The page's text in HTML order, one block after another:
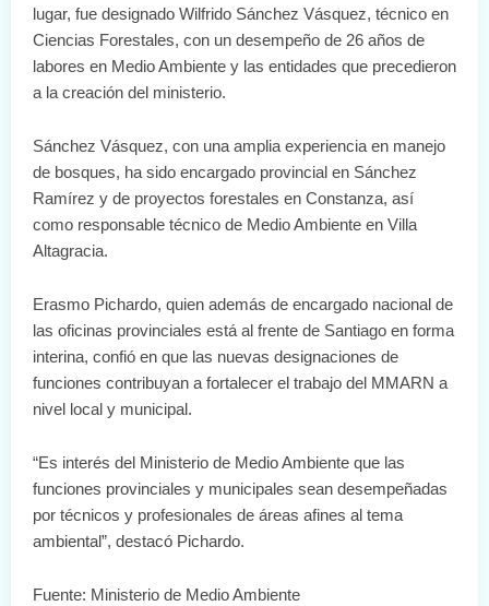
lugar, fue designado Wilfrido Sánchez Vásquez, técnico en
Ciencias Forestales, con un desempeño de 26 años de
labores en Medio Ambiente y las entidades que precedieron
a la creación del ministerio.
Sánchez Vásquez, con una amplia experiencia en manejo
de bosques, ha sido encargado provincial en Sánchez
Ramírez y de proyectos forestales en Constanza, así
como responsable técnico de Medio Ambiente en Villa
Altagracia.
Erasmo Pichardo, quien además de encargado nacional de
las oficinas provinciales está al frente de Santiago en forma
interina, confió en que las nuevas designaciones de
funciones contribuyan a fortalecer el trabajo del MMARN a
nivel local y municipal.
“Es interés del Ministerio de Medio Ambiente que las
funciones provinciales y municipales sean desempeñadas
por técnicos y profesionales de áreas afines al tema
ambiental”, destacó Pichardo.
Fuente: Ministerio de Medio Ambiente